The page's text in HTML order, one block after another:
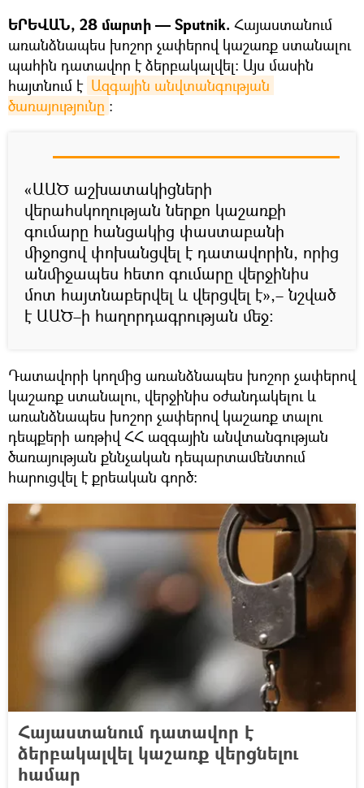
ԵՐԵՎԱՆ, 28 մարտի — Sputnik. Հայաստանում
առանձնապես խոշոր չափերով կաշառք ստանալու
պահին դատավոր է ձերբակալվել։ Այս մասին
հայտնում է Ազգային անվտանգության
ծառայությունը ։
«ԱԱԾ աշխատակիցների
վերահսկողության ներքո կաշառքի
գումարը հանցակից փաստաբանի
միջոցով փոխանցվել է դատավորին, որից
անմիջապես հետո գումարը վերջինիս
մոտ հայտնաբերվել և վերցվել է»,– նշված
է ԱԱԾ–ի հաղորդագրության մեջ։
Դատավորի կողմից առանձնապես խոշոր չափերով
կաշառք ստանալու, վերջինիս օժանդակելու և
առանձնապես խոշոր չափերով կաշառք տալու
դեպքերի առթիվ ՀՀ ազգային անվտանգության
ծառայության քննչական դեպարտամենտում
հարուցվել է քրեական գործ։
Հայաստանում դատավոր է
ձերբակալվել կաշառք վերցնելու
համար